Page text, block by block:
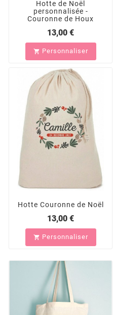
Hotte de Noël
personnalisée -
Couronne de Houx
13,00 €
 Personnaliser
Hotte Couronne de Noël
13,00 €
 Personnaliser